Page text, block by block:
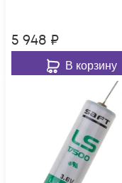
5 948 ₽
В корзину